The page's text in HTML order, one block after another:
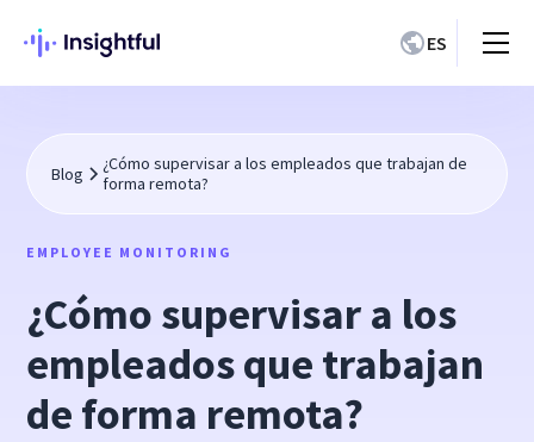
ES
Blog
¿Cómo supervisar a los empleados que trabajan de
forma remota?
EMPLOYEE MONITORING
¿Cómo supervisar a los
empleados que trabajan
de forma remota?